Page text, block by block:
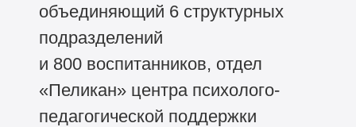
объединяющий 6 структурных
подразделений
и 800 воспитанников, отдел
«Пеликан» центра психолого-
педагогической поддержки